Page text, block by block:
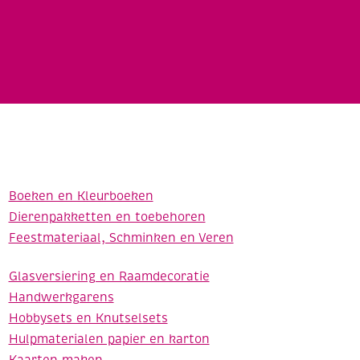
Boeken en Kleurboeken
Dierenpakketten en toebehoren
Feestmateriaal, Schminken en Veren
Glasversiering en Raamdecoratie
Handwerkgarens
Hobbysets en Knutselsets
Hulpmaterialen papier en karton